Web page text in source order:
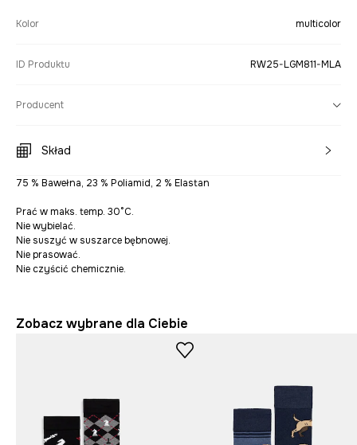
Kolor multicolor
ID Produktu RW25-LGM811-MLA
Producent
Skład
75 % Bawełna, 23 % Poliamid, 2 % Elastan
Prać w maks. temp. 30°C.
Nie wybielać.
Nie suszyć w suszarce bębnowej.
Nie prasować.
Nie czyścić chemicznie.
Zobacz wybrane dla Ciebie